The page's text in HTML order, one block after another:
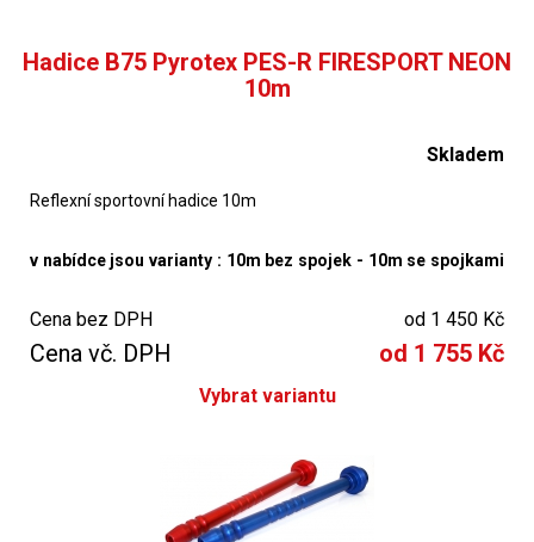
Hadice B75 Pyrotex PES-R FIRESPORT NEON
10m
Skladem
Reflexní sportovní hadice 10m
v nabídce jsou varianty : 10m bez spojek - 10m se spojkami
Cena bez DPH od 1 450 Kč
Cena vč. DPH od 1 755 Kč
Vybrat variantu